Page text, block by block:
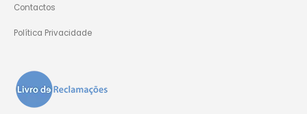
Contactos
Política Privacidade